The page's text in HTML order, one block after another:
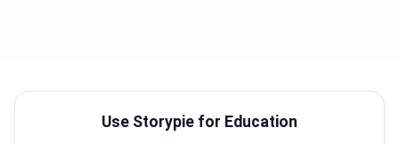
Use Storypie for Education